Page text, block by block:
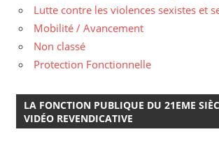
Lutte contre les violences sexistes et
Mobilité / Avancement
Non classé
Protection Fonctionnelle
LA FONCTION PUBLIQUE DU 21EME
VIDÉO REVENDICATIVE